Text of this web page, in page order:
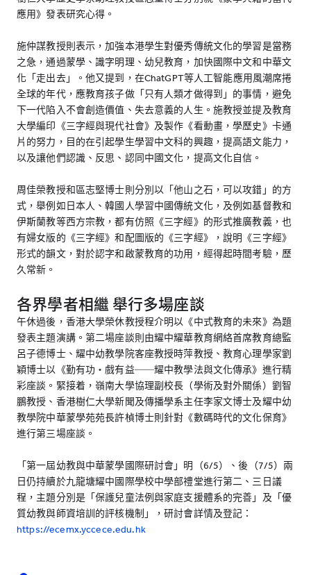
應用》發表研究心得。
施仲謀教授則表示，加強本港學生對優秀傳統文化的學習是當務
之急，通過蒙學、識字明理、幼兒教育，加快國際中文和中華文
化「走出去」。他又提到，在ChatGPT等人工智能應用風潮席捲
全球的年代，應教育孩子做「只有人類才做得到」的事情，避免
下一代陷入不會創造價值、失去意義的人生。施教授並提及教育
大學編印《三字經與現代社會》及製作《看動畫，學歷史》卡通
片的努力，目的在引起學生學習中文科的興趣，提高語文能力，
以及讓他們認識、反思、認同中國文化，提高文化自信。
周佳榮教授和區志堅博士則分別以「他山之石，可以攻錯」的方
式，舉例如日本人、韓國人學習中國傳統文化，及例如基督教和
伊斯蘭教等西方宗教，都有仿照《三字經》的形式推廣教義，也
有婦女版的《三字經》和配圖版的《三字經》，說明《三字經》
形式的韻文，對於認字和啟蒙教育的功用，經得起時間考驗，歷
久常新。
各界學者相繼 舉行多場座談
午休過後，香港大學榮休教授程介明以《中式教育的未來》為題
發表主題演講。第二場座談則由耀中耀華教育網絡首席教育總監
呂子德博士、耀中幼教學院客座教授時萍教授、教育心理學家劉
穎博士以《勤有功・戲有益──耀中教學法與文化傳承》進行精
彩座談。緊接着，嶺南大學協理副校長（學術及對外關係）劉智
鵬教授、香港樹仁大學新聞及傳播學系主任李家文博士及耀中幼
教學院中華蒙學苑苑長許楨博士則針對《數碼時代的文化保育》
進行第三場座談。
「第一屆幼教與中華蒙學國際研討會」明（6/5）、後（7/5）兩
日仍持續於九龍塘耀中國際學校中學部禮堂進行第二、三日議
程，主題分別是「保護兒童法例與家庭支援體系的完善」及「優
質幼教與師資培訓的評核機制」，研討會詳情及登記：
https://ecemx.yccece.edu.hk